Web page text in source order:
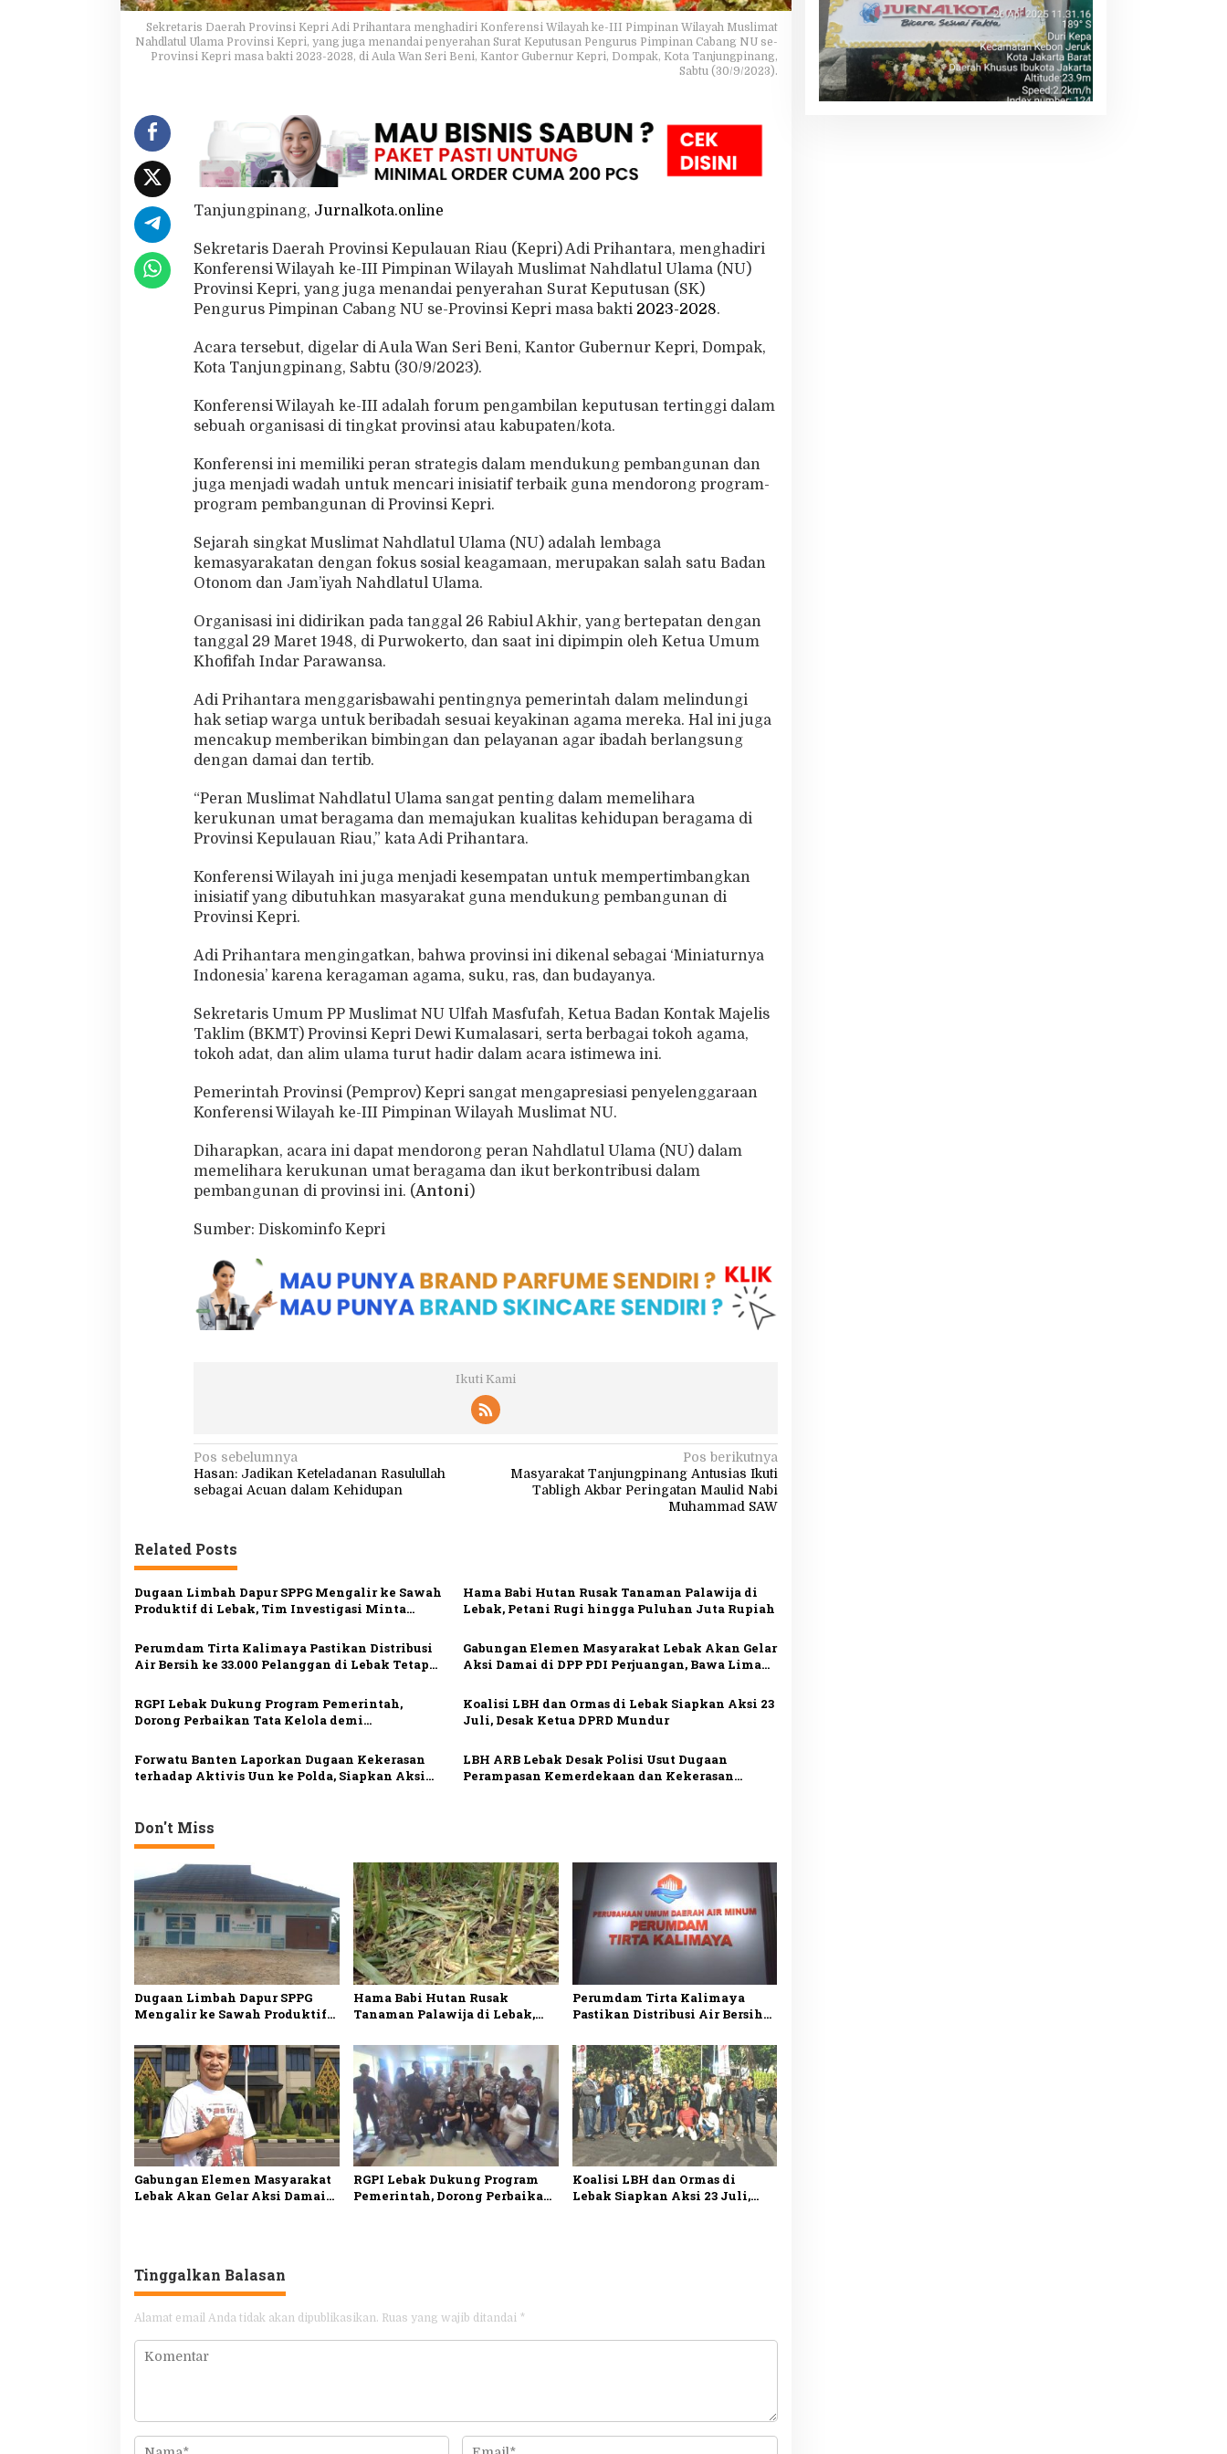
T
a
l
i
a
u
r
h
i
a
n
J
g
a
T
l
e
n
s
i
m
t
B
r
a
g
a
a
Sekretaris Daerah Provinsi Kepri Adi Prihantara menghadiri Konferensi Wilayah ke-III Pimpinan Wilayah Muslimat
Nahdlatul Ulama Provinsi Kepri, yang juga menandai penyerahan Surat Keputusan Pengurus Pimpinan Cabang NU se-
Provinsi Kepri masa bakti 2023-2028, di Aula Wan Seri Beni, Kantor Gubernur Kepri, Dompak, Kota Tanjungpinang,
Sabtu (30/9/2023).
Tanjungpinang, Jurnalkota.online
Sekretaris Daerah Provinsi Kepulauan Riau (Kepri) Adi Prihantara, menghadiri
Konferensi Wilayah ke-III Pimpinan Wilayah Muslimat Nahdlatul Ulama (NU)
Provinsi Kepri, yang juga menandai penyerahan Surat Keputusan (SK)
Pengurus Pimpinan Cabang NU se-Provinsi Kepri masa bakti 2023-2028.
Acara tersebut, digelar di Aula Wan Seri Beni, Kantor Gubernur Kepri, Dompak,
Kota Tanjungpinang, Sabtu (30/9/2023).
Konferensi Wilayah ke-III adalah forum pengambilan keputusan tertinggi dalam
sebuah organisasi di tingkat provinsi atau kabupaten/kota.
Konferensi ini memiliki peran strategis dalam mendukung pembangunan dan
juga menjadi wadah untuk mencari inisiatif terbaik guna mendorong program-
program pembangunan di Provinsi Kepri.
Sejarah singkat Muslimat Nahdlatul Ulama (NU) adalah lembaga
kemasyarakatan dengan fokus sosial keagamaan, merupakan salah satu Badan
Otonom dan Jam’iyah Nahdlatul Ulama.
Organisasi ini didirikan pada tanggal 26 Rabiul Akhir, yang bertepatan dengan
tanggal 29 Maret 1948, di Purwokerto, dan saat ini dipimpin oleh Ketua Umum
Khofifah Indar Parawansa.
Adi Prihantara menggarisbawahi pentingnya pemerintah dalam melindungi
hak setiap warga untuk beribadah sesuai keyakinan agama mereka. Hal ini juga
mencakup memberikan bimbingan dan pelayanan agar ibadah berlangsung
dengan damai dan tertib.
“Peran Muslimat Nahdlatul Ulama sangat penting dalam memelihara
kerukunan umat beragama dan memajukan kualitas kehidupan beragama di
Provinsi Kepulauan Riau,” kata Adi Prihantara.
Konferensi Wilayah ini juga menjadi kesempatan untuk mempertimbangkan
inisiatif yang dibutuhkan masyarakat guna mendukung pembangunan di
Provinsi Kepri.
Adi Prihantara mengingatkan, bahwa provinsi ini dikenal sebagai ‘Miniaturnya
Indonesia’ karena keragaman agama, suku, ras, dan budayanya.
Sekretaris Umum PP Muslimat NU Ulfah Masfufah, Ketua Badan Kontak Majelis
Taklim (BKMT) Provinsi Kepri Dewi Kumalasari, serta berbagai tokoh agama,
tokoh adat, dan alim ulama turut hadir dalam acara istimewa ini.
Pemerintah Provinsi (Pemprov) Kepri sangat mengapresiasi penyelenggaraan
Konferensi Wilayah ke-III Pimpinan Wilayah Muslimat NU.
Diharapkan, acara ini dapat mendorong peran Nahdlatul Ulama (NU) dalam
memelihara kerukunan umat beragama dan ikut berkontribusi dalam
pembangunan di provinsi ini. (Antoni)
Sumber: Diskominfo Kepri
Ikuti Kami
N
a
i
g
a
s
i
p
o
s
Pos sebelumnya
Hasan: Jadikan Keteladanan Rasulullah
sebagai Acuan dalam Kehidupan
Pos berikutnya
Masyarakat Tanjungpinang Antusias Ikuti
Tabligh Akbar Peringatan Maulid Nabi
Muhammad SAW
Related Posts
Dugaan Limbah Dapur SPPG Mengalir ke Sawah
Produktif di Lebak, Tim Investigasi Minta
Hama Babi Hutan Rusak Tanaman Palawija di
Lebak, Petani Rugi hingga Puluhan Juta Rupiah
Perumdam Tirta Kalimaya Pastikan Distribusi
Air Bersih ke 33.000 Pelanggan di Lebak Tetap
Gabungan Elemen Masyarakat Lebak Akan Gelar
Aksi Damai di DPP PDI Perjuangan, Bawa Lima
RGPI Lebak Dukung Program Pemerintah,
Dorong Perbaikan Tata Kelola demi
Koalisi LBH dan Ormas di Lebak Siapkan Aksi 23
Juli, Desak Ketua DPRD Mundur
Forwatu Banten Laporkan Dugaan Kekerasan
terhadap Aktivis Uun ke Polda, Siapkan Aksi
LBH ARB Lebak Desak Polisi Usut Dugaan
Perampasan Kemerdekaan dan Kekerasan
Don't Miss
Dugaan Limbah Dapur SPPG
Mengalir ke Sawah Produktif
Minta Pemeriksaan
Menyeluruh
Hama Babi Hutan Rusak
Tanaman Palawija di Lebak,
Juta Rupiah
Perumdam Tirta Kalimaya
Pastikan Distribusi Air Bersih
Tetap Lancar saat Kemarau
Gabungan Elemen Masyarakat
Lebak Akan Gelar Aksi Damai
RGPI Lebak Dukung Program
Pemerintah, Dorong Perbaikan
Koalisi LBH dan Ormas di
Lebak Siapkan Aksi 23 Juli,
Tinggalkan Balasan
Alamat email Anda tidak akan dipublikasikan. Ruas yang wajib ditandai *